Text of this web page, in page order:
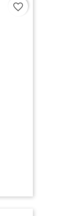
favorite_border